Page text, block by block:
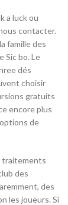
a luck ou
contacter.
famille des
Sic bo. Le
dés
choisir
gratuits
encore plus
de
traitements
des
des
les joueurs. Si